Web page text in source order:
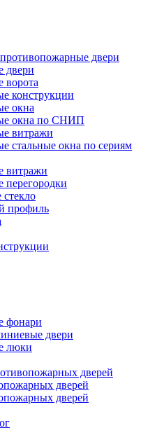
двери
двери
ворота
конструкции
окна
окна по СНИП
витражи
стальные окна по сериям
витражи
профиль
фонари
двери
люки
дверей
дверей
дверей